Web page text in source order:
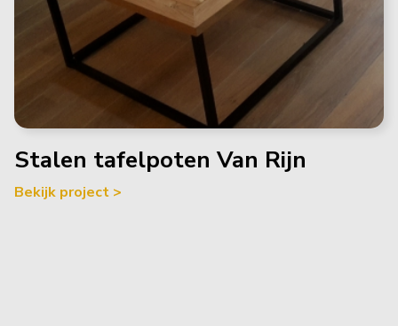
Stalen tafelpoten Van Rijn
Bekijk project >